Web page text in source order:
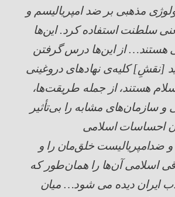
مذهبی بر ضد امپریالیسم و
سلطنت استفاده کرد. این‌ها
هستند… از این‌ها درس گرفتن
[نقشِ] کلیه‌ی نهادهای دروغینی
هستند، از جمله طریقت‌ها،
و سازمان‌های مشابه را بی‌تأثیر
احساسات اسلامی
ضدامپریالیست خلق‌مان را و
اسلامی آن‌ها را همان‌طور که
ایران دیده می شود… میان